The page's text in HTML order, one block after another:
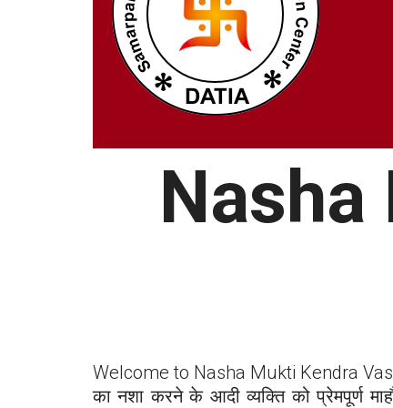
Welcome to Nasha Mukti Kendra
का नशा करने के आदी व्यक्ति को प्रेमपूर्ण